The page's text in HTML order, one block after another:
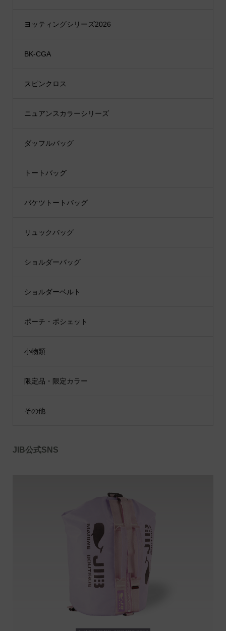
ヨッティングシリーズ2026
BK-CGA
スピンクロス
ニュアンスカラーシリーズ
ダッフルバッグ
トートバッグ
バケツトートバッグ
リュックバッグ
ショルダーバッグ
ショルダーベルト
ポーチ・ポシェット
小物類
限定品・限定カラー
その他
JIB公式SNS